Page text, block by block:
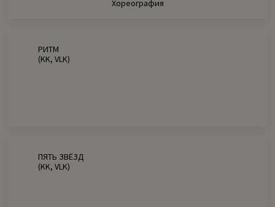
Хореография
РИТМ
(KK, VLK)
ПЯТЬ ЗВЁЗД
(KK, VLK)